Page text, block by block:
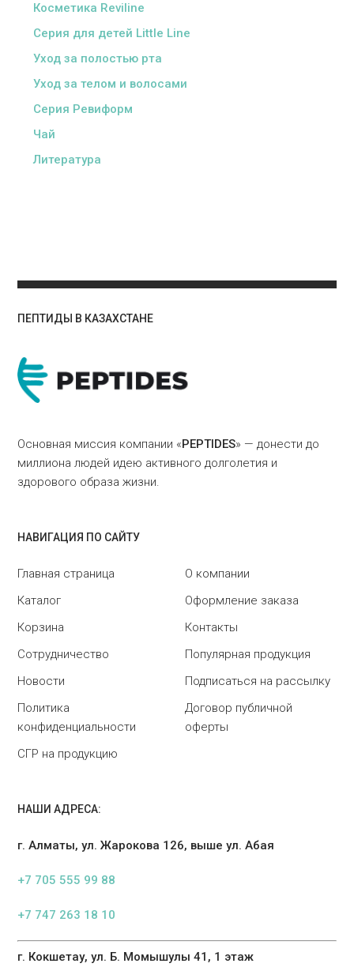
Косметика Reviline
Серия для детей Little Line
Уход за полостью рта
Уход за телом и волосами
Серия Ревиформ
Чай
Литература
ПЕПТИДЫ В КАЗАХСТАНЕ
Основная миссия компании «PEPTIDES» — донести до
миллиона людей идею активного долголетия и
здорового образа жизни.
НАВИГАЦИЯ ПО САЙТУ
Главная страница
О компании
Каталог
Оформление заказа
Корзина
Контакты
Сотрудничество
Популярная продукция
Новости
Подписаться на рассылку
Политика
конфиденциальности
Договор публичной
оферты
СГР на продукцию
НАШИ АДРЕСА:
г. Алматы, ул. Жарокова 126, выше ул. Абая
+7 705 555 99 88
+7 747 263 18 10
г. Кокшетау, ул. Б. Момышулы 41, 1 этаж